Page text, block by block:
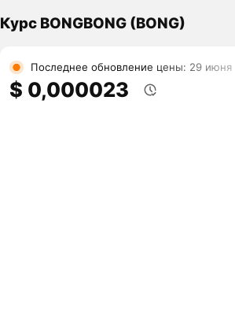
Курс BONGBONG (BONG)
Последнее обновление цены: 29 июня
$ 0,000023